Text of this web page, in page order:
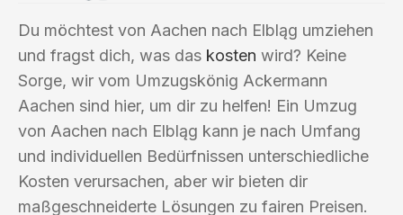
Du möchtest von Aachen nach Elbląg umziehen
und fragst dich, was das kosten wird? Keine
Sorge, wir vom Umzugskönig Ackermann
Aachen sind hier, um dir zu helfen! Ein Umzug
von Aachen nach Elbląg kann je nach Umfang
und individuellen Bedürfnissen unterschiedliche
Kosten verursachen, aber wir bieten dir
maßgeschneiderte Lösungen zu fairen Preisen.